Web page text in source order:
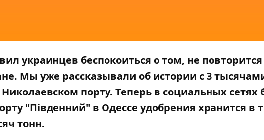
украинцев беспокоиться о том, не
Мы уже рассказывали об истории с3
Николаевском порту. Теперь в социальных сетях
"Південний" в Одессе удобрения хранится в
тонн.